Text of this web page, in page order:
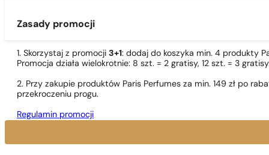
Zasady promocji
1. Skorzystaj z promocji 3+1: dodaj do koszyka min. 4 produkty
Promocja działa wielokrotnie: 8 szt. = 2 gratisy, 12 szt. = 3
2. Przy zakupie produktów Paris Perfumes za min. 149 zł po
przekroczeniu progu.
Regulamin promocji